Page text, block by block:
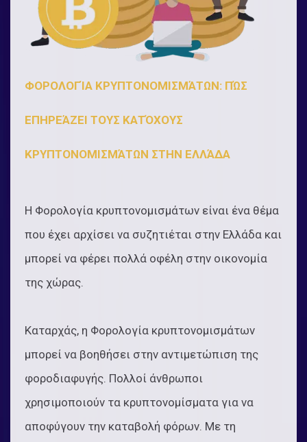
ΦΟΡΟΛΟΓΊΑ ΚΡΥΠΤΟΝΟΜΙΣΜΆΤΩΝ: ΠΏΣ
ΕΠΗΡΕΆΖΕΙ ΤΟΥΣ ΚΑΤΌΧΟΥΣ
ΚΡΥΠΤΟΝΟΜΙΣΜΆΤΩΝ ΣΤΗΝ ΕΛΛΆΔΑ
Η Φορολογία κρυπτονομισμάτων είναι ένα θέμα
που έχει αρχίσει να συζητιέται στην Ελλάδα και
μπορεί να φέρει πολλά οφέλη στην οικονομία
της χώρας.
Καταρχάς, η Φορολογία κρυπτονομισμάτων
μπορεί να βοηθήσει στην αντιμετώπιση της
φοροδιαφυγής. Πολλοί άνθρωποι
χρησιμοποιούν τα κρυπτονομίσματα για να
αποφύγουν την καταβολή φόρων. Με τη